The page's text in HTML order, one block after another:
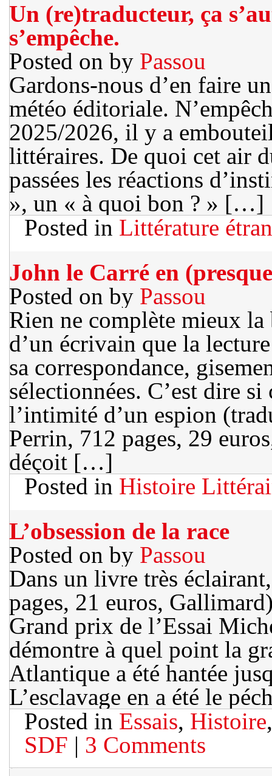
Un (re)traducteur, ça
s’empêche.
Posted on by Passou
Gardons-nous d’en faire
météo éditoriale.
2025/2026, il y a
littéraires. De quoi cet air
passées les réactions
», un « à quoi bon ? » […]
Posted in Littérature
John le Carré en
Posted on by Passou
Rien ne complète mieux
d’un écrivain que la
sa correspondance,
sélectionnées. C’est dire
l’intimité d’un espion
Perrin, 712 pages, 29
déçoit […]
Posted in Histoire
L’obsession de la race
Posted on by Passou
Dans un livre très
pages, 21 euros,
Grand prix de l’Essai
démontre à quel point la
Atlantique a été hantée
L’esclavage en a été le
Posted in Essais, Histoire
SDF | 3 Comments